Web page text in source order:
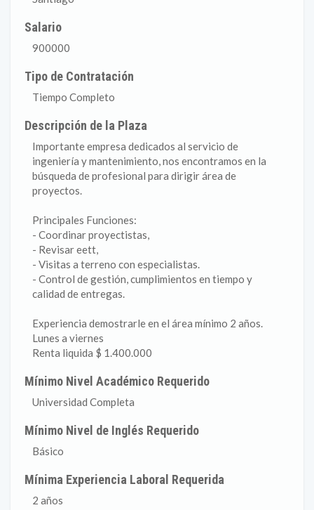
Salario
900000
Tipo de Contratación
Tiempo Completo
Descripción de la Plaza
Importante empresa dedicados al servicio de
ingeniería y mantenimiento, nos encontramos en la
búsqueda de profesional para dirigir área de
proyectos.
Principales Funciones:
- Coordinar proyectistas,
- Revisar eett,
- Visitas a terreno con especialistas.
- Control de gestión, cumplimientos en tiempo y
calidad de entregas.
Experiencia demostrarle en el área mínimo 2 años.
Lunes a viernes
Renta liquida $ 1.400.000
Mínimo Nivel Académico Requerido
Universidad Completa
Mínimo Nivel de Inglés Requerido
Básico
Mínima Experiencia Laboral Requerida
2 años